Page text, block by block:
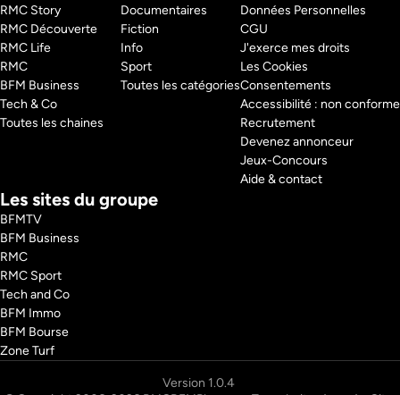
RMC Story
RMC Découverte
RMC Life
RMC
BFM Business
Tech & Co
Toutes les chaines
Documentaires
Fiction
Info
Sport
Toutes les catégories
Données Personnelles
CGU
J'exerce mes droits
Les Cookies
Consentements
Accessibilité : non conforme
Recrutement
Devenez annonceur
Jeux-Concours
Aide & contact
Les sites du groupe
BFMTV
BFM Business
RMC
RMC Sport
Tech and Co
BFM Immo
BFM Bourse
Zone Turf